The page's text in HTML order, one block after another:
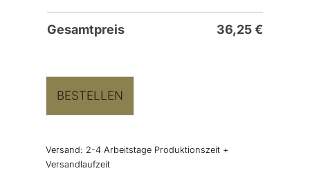
Gesamtpreis 36,25€
BESTELLEN
Versand: 2-4 Arbeitstage Produktionszeit +
Versandlaufzeit